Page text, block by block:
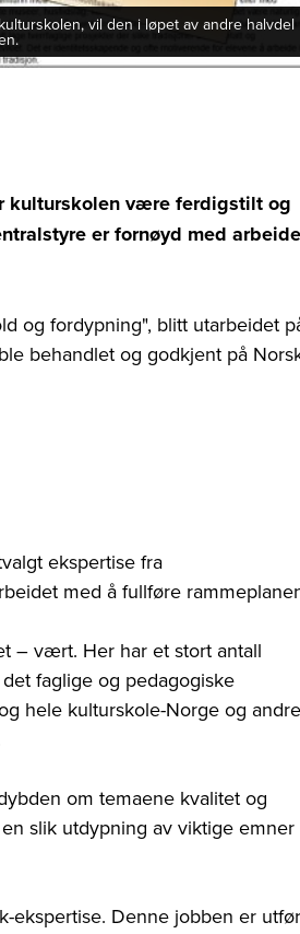
vil den i løpet av andre halvdel
kulturskolen være ferdigstilt og
er fornøyd med
og fordypning", blitt utarbeidet
behandlet og godkjent på
ekspertise fra
med å fullføre
– vært. Her har et stort antall
faglige og pedagogiske
hele kulturskole-Norge og andre
om temaene kvalitet og
slik utdypning av viktige emner
ekspertise. Denne jobben er